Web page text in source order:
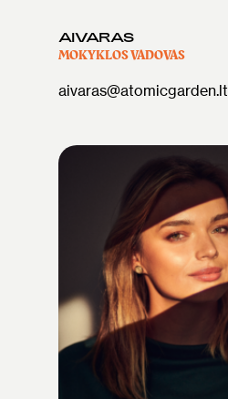
AIVARAS
MOKYKLOS VADOVAS
aivaras@atomicgarden.lt